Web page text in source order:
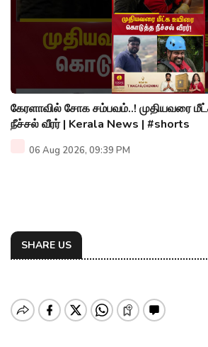
கேரளாவில் சோக சம்பவம்..! முதியவரை
நீச்சல் வீரர் | Kerala News | #shorts
06 Aug 2026, 09:39 PM
SHARE US